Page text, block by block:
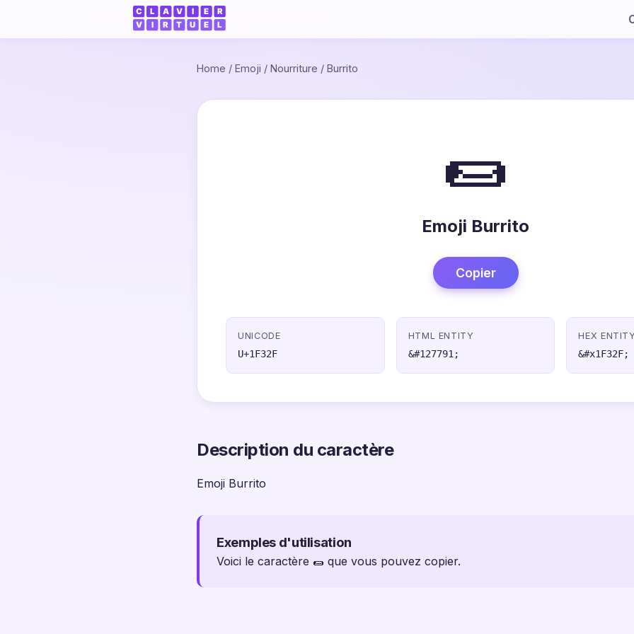
Home / Emoji / Nourriture / Burrito
🌯
Emoji Burrito
Copier
UNICODE
U+1F32F
HTML ENTITY
&#127791;
HEX
&#x1F32F;
Description du caractère
Emoji Burrito
Exemples d'utilisation
Voici le caractère 🌯 que vous pouvez copier.